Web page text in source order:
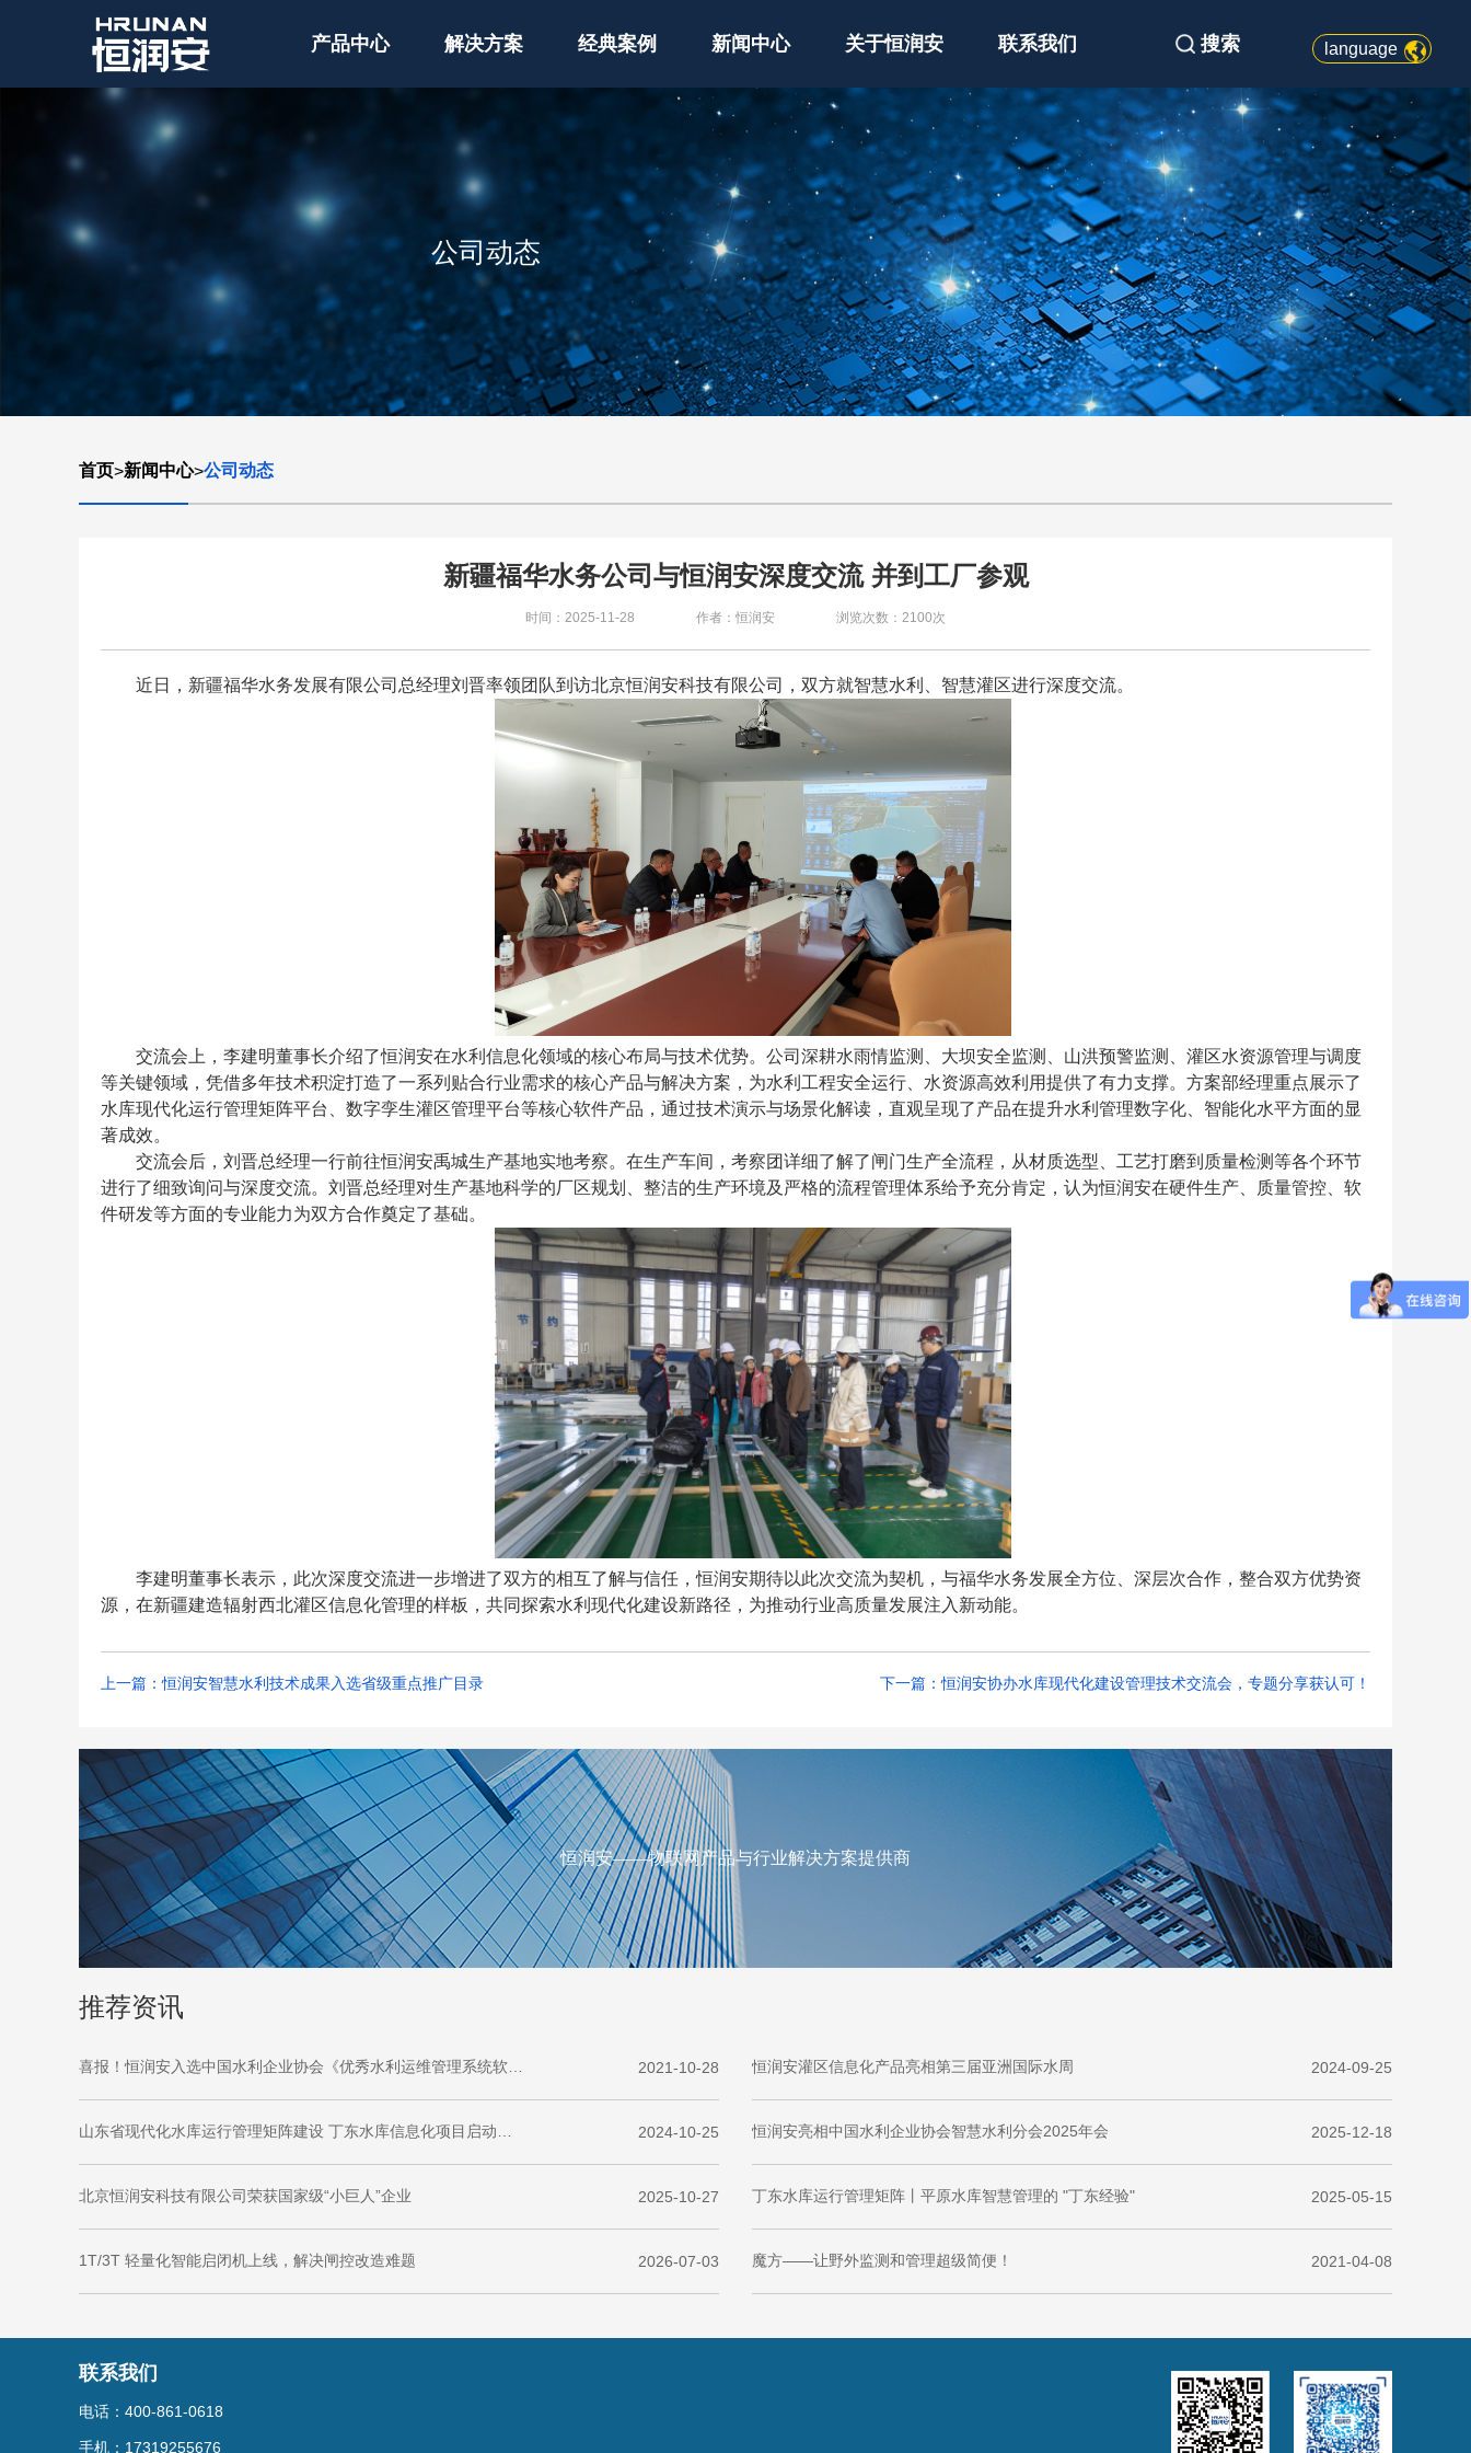
产品中心 解决方案 经典案例 新闻中心 关于恒润安 联系我们 搜索 language
公司动态
首页>新闻中心>公司动态
新疆福华水务公司与恒润安深度交流 并到工厂参观
时间：2025-11-28 作者：恒润安 浏览次数：2100次
近日 ，新疆福华水务发展有限公司总经理刘晋率领团队到访北京恒润安科技有限公司，双方就智慧水利、智慧灌区进行深度交流。
交流会上，李建明董事长介绍了恒润安在水利信息化领域的核心布局与技术优势。公司深耕水雨情监测、大坝安全监测、山洪预警监测、灌区水资源管理与调度
等关键领域，凭借多年技术积淀打造了一系列贴合行业需求的核心产品与解决方案，为水利工程安全运行、水资源高效利用提供了有力支撑。方案部经理重点展示了
水库现代化运行管理矩阵平台、数字孪生灌区管理平台等核心软件产品，通过技术演示与场景化解读，直观呈现了产品在提升水利管理数字化、智能化水平方面的显
著成效。
交流会后，刘晋总经理一行前往恒润安禹城生产基地实地考察。在生产车间，考察团详细了解了闸门生产全流程，从材质选型、工艺打磨到质量检测等各个环节
进行了细致询问与深度交流。刘晋总经理对生产基地科学的厂区规划、整洁的生产环境及严格的流程管理体系给予充分肯定，认为恒润安在硬件生产
质量管控 、软
件研发等方面的专业能力为双方合作奠定了基础。
李建明董事长表示，此次深度交流进一步增进了双方的相互了解与信任，恒润安期待以此次交流为契机，与福华水务发展全方位、深层次合作，整合双方优势资
源，在新疆建造辐射西北灌区信息化管理的样板，共同探索水利现代化建设新路径，为推动行业高质量发展注入新动能。
上一篇：恒润安智慧水利技术成果入选省级重点推广目录 下一篇：恒润安协办水库现代化建设管理技术交流会，专题分享获认可！
恒润安——物联网产品与行业解决方案提供商
推荐资讯
2021-10-28 恒润安灌区信息化产品亮相第三届亚洲国际水周 2024-09-25
2024-10-25 恒润安亮相中国水利企业协会智慧水利分会2025年会 2025-12-18
北京恒润安科技有限公司荣获国家级“小巨人”企业 2025-10-27 丁东水库运行管理矩阵丨平原水库智慧管理的 "丁东经验" 2025-05-15
1T/3T 轻量化智能启闭机上线，解决闸控改造难题 2026-07-03 魔方——让野外监测和管理超级简便！ 2021-04-08
联系我们
电话：400-861-0618
手机：17319255676